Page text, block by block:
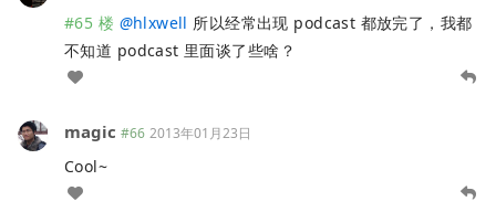
#65 楼 @hlxwell 所以经常出现 podcast 都放完了，我都
不知道 podcast 里面谈了些啥？
magic #66 2013年01月23日
Cool~